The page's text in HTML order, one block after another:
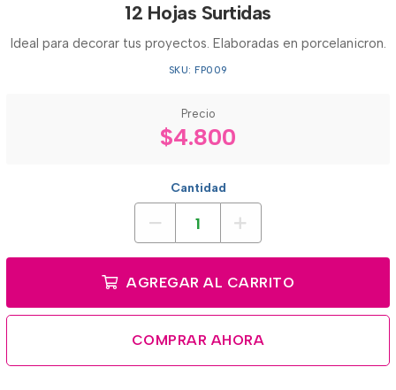
12 Hojas Surtidas
Ideal para decorar tus proyectos. Elaboradas en porcelanicron.
SKU: FP009
Precio
$4.800
Cantidad
AGREGAR AL CARRITO
COMPRAR AHORA